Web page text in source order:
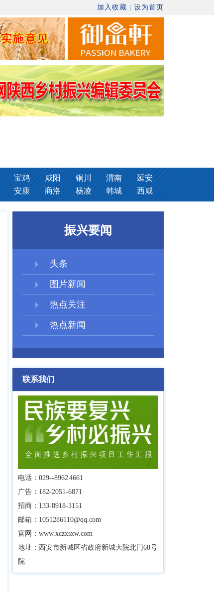
加入收藏 |设为首页
宝鸡 咸阳 铜川 渭南
延安
安康 商洛 杨凌 韩城 西咸
振兴要闻
头条
图片新闻
热点关注
热点新闻
联系我们
电话：029--8962 4661
广告：182-2051-6871
招商：133-8918-3151
邮箱：1051286110@qq.com
官网：www.xczxsxw.com
地址：西安市新城区省政府新城大院北门68号
院